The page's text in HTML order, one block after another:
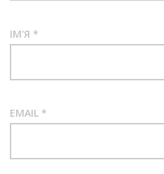
ІМ'Я *
EMAIL *